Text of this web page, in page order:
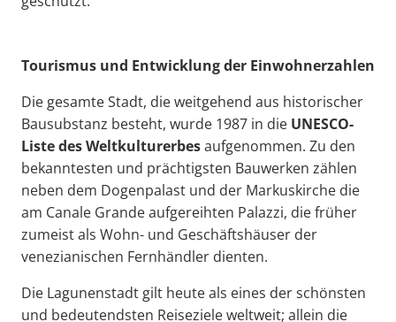
Tourismus und Entwicklung der Einwohnerzahlen
Die gesamte Stadt, die weitgehend aus historischer
Bausubstanz besteht, wurde 1987 in die UNESCO-
Liste des Weltkulturerbesaufgenommen. Zu den
bekanntesten und prächtigsten Bauwerken zählen
neben dem Dogenpalast und der Markuskirche die
am Canale Grande aufgereihten Palazzi, die früher
zumeist als Wohn- und Geschäftshäuser der
venezianischen Fernhändler dienten.
Die Lagunenstadt gilt heute als eines der schönsten
und bedeutendsten Reiseziele weltweit; allein die